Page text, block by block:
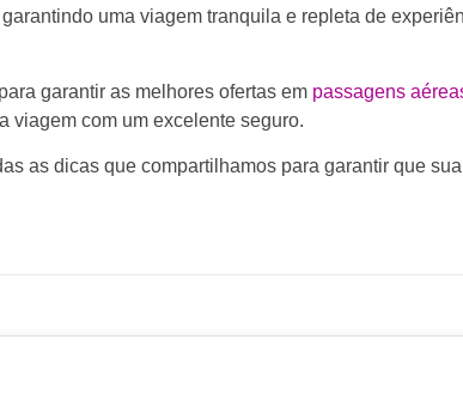
uma viagem tranquila e repleta de
garantir as melhores ofertas em passagens
viagem com um excelente seguro.
as dicas que compartilhamos para garantir que